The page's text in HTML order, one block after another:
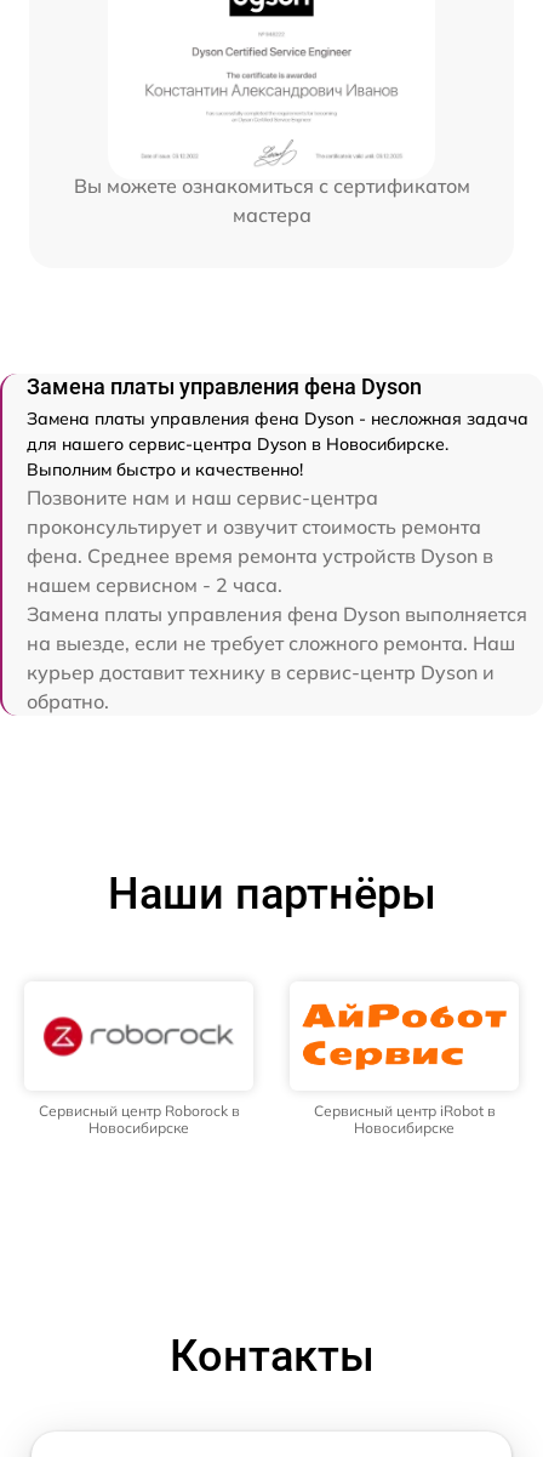
Вы можете ознакомиться с сертификатом
мастера
Замена платы управления фена Dyson
Замена платы управления фена Dyson - несложная задача
для нашего сервис-центра Dyson в Новосибирске.
Выполним быстро и качественно!
Позвоните нам и наш сервис-центра
проконсультирует и озвучит стоимость ремонта
фена. Среднее время ремонта устройств Dyson в
нашем сервисном - 2 часа.
Замена платы управления фена Dyson выполняется
на выезде, если не требует сложного ремонта. Наш
курьер доставит технику в сервис-центр Dyson и
обратно.
Наши партнёры
Сервисный центр Roborock в
Новосибирске
Сервисный центр iRobot в
Новосибирске
Контакты